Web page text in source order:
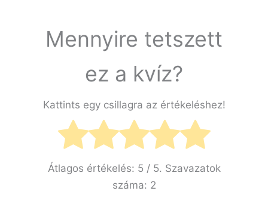
Mennyire tetszett
ez a kvíz?
Kattints egy csillagra az értékeléshez!
Átlagos értékelés: 5 / 5. Szavazatok
száma: 2